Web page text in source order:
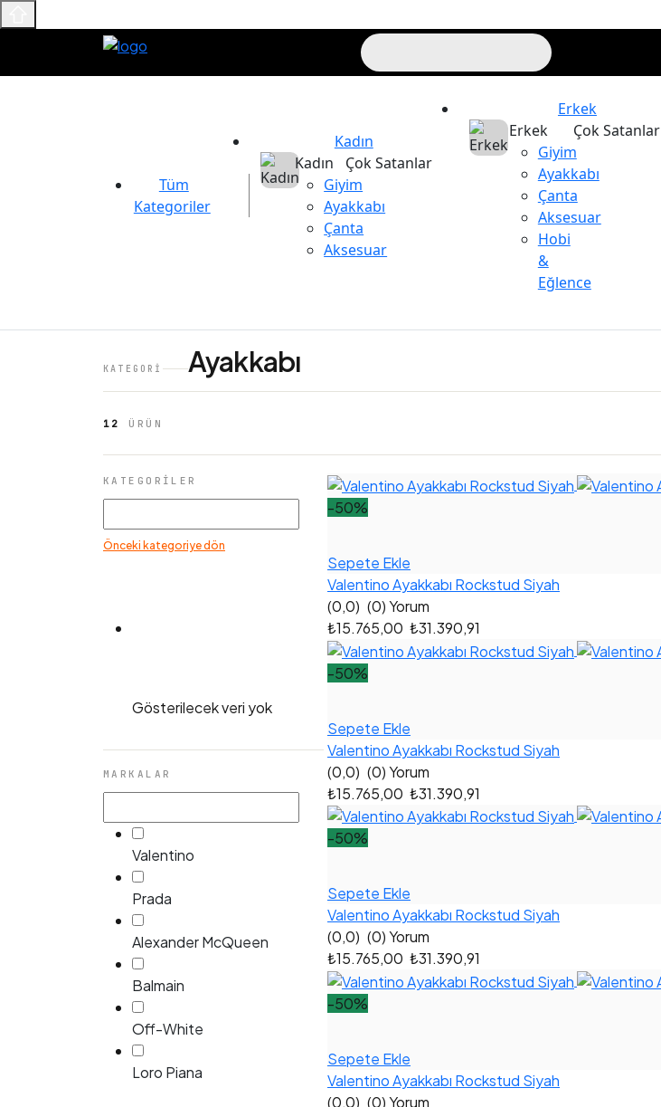
Tüm
Kategoriler
Kadın
Kadın
Giyim
Ayakkabı
Çanta
Aksesuar
Çok Satanlar
Erkek
Erkek
Giyim
Ayakkabı
Çanta
Aksesuar
Hobi
&
Eğlence
Çok Satanlar
KATEGORI Ayakkabı
12 ÜRÜN
KATEGORILER
Önceki kategoriye dön
Gösterilecek veri yok
MARKALAR
Valentino
Prada
Alexander McQueen
Balmain
Off-White
Loro Piana
-50%
Sepete Ekle
Valentino Ayakkabı Rockstud Siyah
(0,0) (0) Yorum
₺15.765,00 ₺31.390,91
-50%
Sepete Ekle
Valentino Ayakkabı Rockstud Siyah
(0,0) (0) Yorum
₺15.765,00 ₺31.390,91
-50%
Sepete Ekle
Valentino Ayakkabı Rockstud Siyah
(0,0) (0) Yorum
₺15.765,00 ₺31.390,91
-50%
Sepete Ekle
Valentino Ayakkabı Rockstud Siyah
(0,0) (0) Yorum